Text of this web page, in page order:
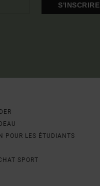
S'INSCRIRE
POUR LES ÉTUDIANTS
SPORT